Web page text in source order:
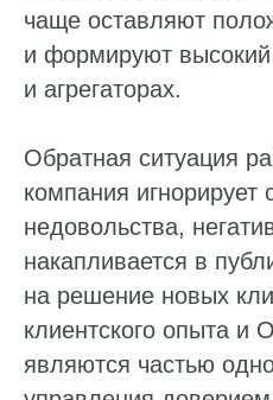
чаще оставляют
и формируют высокий
и агрегаторах.
Обратная ситуация
компания игнорирует
недовольства,
накапливается в
на решение новых
клиентского опыта и
являются частью